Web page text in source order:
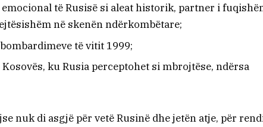
të Rusisë si aleat historik, partner i
në skenën ndërkombëtare;
të vitit 1999;
ku Rusia perceptohet si mbrojtëse, ndërsa
nuk di asgjë për vetë Rusinë dhe jetën atje, për